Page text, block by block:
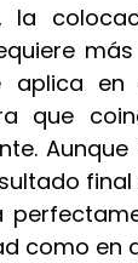
la
aplica en
que
como en